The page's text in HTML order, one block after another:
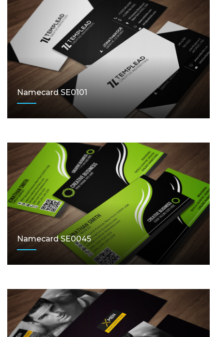
Namecard SE0101
Namecard SE0045